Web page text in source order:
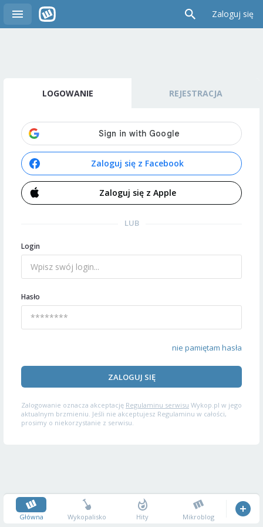
Zaloguj się
LOGOWANIE REJESTRACJA
Zaloguj się z Facebook
Zaloguj się z Apple
LUB
Login
Hasło
nie pamiętam hasła
ZALOGUJ SIĘ
Zalogowanie oznacza akceptację Regulaminu serwisu Wykop.pl w jego
aktualnym brzmieniu. Jeśli nie akceptujesz Regulaminu w całości,
prosimy o niekorzystanie z serwisu.
Główna Wykopalisko Hity Mikroblog